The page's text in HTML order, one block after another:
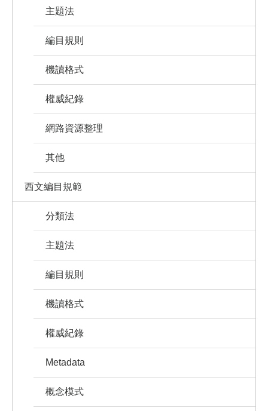
主題法
編目規則
機讀格式
權威紀錄
網路資源整理
其他
西文編目規範
分類法
主題法
編目規則
機讀格式
權威紀錄
Metadata
概念模式